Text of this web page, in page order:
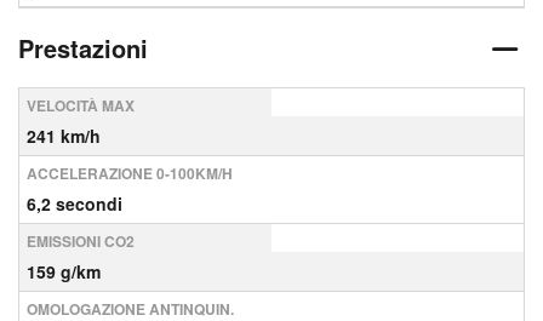
Prestazioni
VELOCITÀ MAX
241 km/h
ACCELERAZIONE 0-100KM/H
6,2 secondi
EMISSIONI CO2
159 g/km
OMOLOGAZIONE ANTINQUIN.